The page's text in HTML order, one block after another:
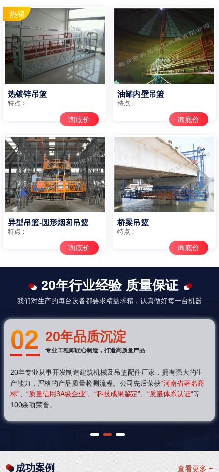
热镀锌吊篮
特点：
询底价
油罐内壁吊篮
特点：
询底价
异型吊篮-圆形烟囱吊篮
特点：
询底价
桥梁吊篮
特点：
询底价
20年行业经验 质量保证
我们对生产的每台设备都要求精益求精，认真做好每一台机器
02 20年品质沉淀
专业工程师匠心制造，打造高质量产品
20年专业从事开发制造建筑机械及吊篮配件厂家，拥有强大的生
产能力，严格的产品质量检测流程。公司先后荣获“河南省著名商
标”、“质量信用3A级企业”、“科技成果鉴定”、“质量体系认证“等
100余项荣誉。
1 2 3
查看更多 +
成功案例